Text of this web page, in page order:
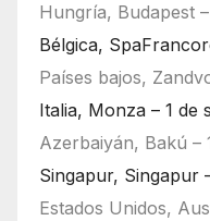
Hungría, Budapest
Bélgica,
Países bajos,
Italia, Monza – 1 de
Azerbaiyán, Bakú –
Singapur, Singapur
Estados Unidos,